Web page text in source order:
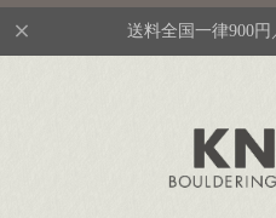
送料全国一律900